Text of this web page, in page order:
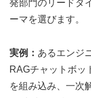
発部門のリードタ
ーマを選びます。
実例： あるエンジ
RAGチャットボッ
を組み込み、一次